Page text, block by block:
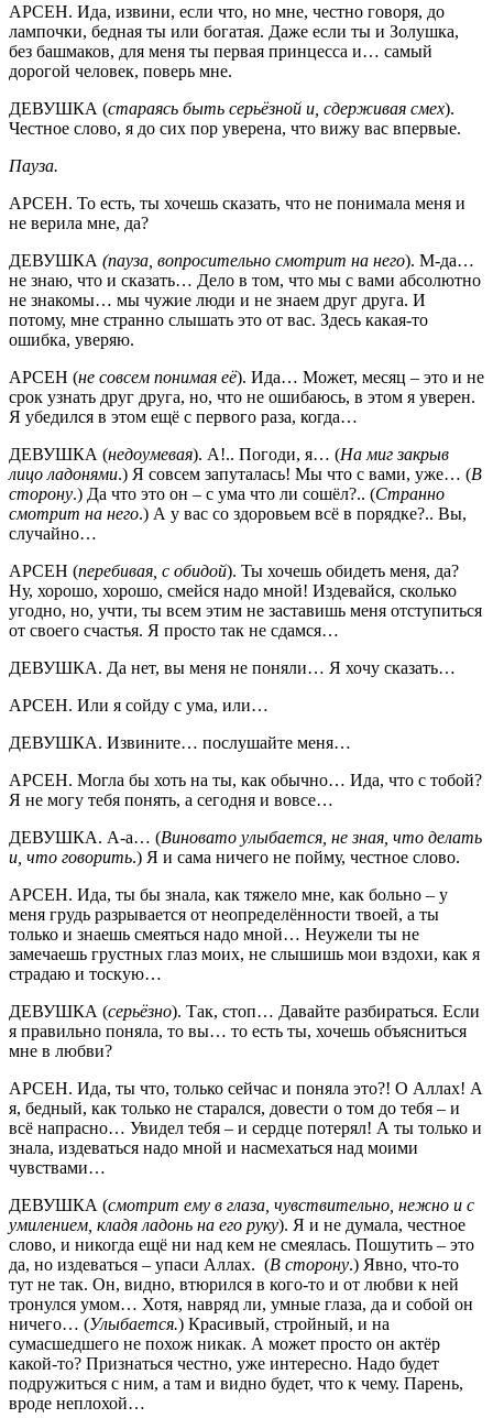
АРСЕН. Ида, извини, если что, но мне, честно говоря, до
лампочки, бедная ты или богатая. Даже если ты и Золушка,
без башмаков, для меня ты первая принцесса и… самый
дорогой человек, поверь мне.
ДЕВУШКА (стараясь быть серьёзной и, сдерживая смех).
Честное слово, я до сих пор уверена, что вижу вас впервые.
Пауза.
АРСЕН. То есть, ты хочешь сказать, что не понимала меня и
не верила мне, да?
ДЕВУШКА (пауза, вопросительно смотрит на него). М-да…
не знаю, что и сказать… Дело в том, что мы с вами абсолютно
не знакомы… мы чужие люди и не знаем друг друга. И
потому, мне странно слышать это от вас. Здесь какая-то
ошибка, уверяю.
АРСЕН (не совсем понимая её). Ида… Может, месяц – это и не
срок узнать друг друга, но, что не ошибаюсь, в этом я уверен.
Я убедился в этом ещё с первого раза, когда…
ДЕВУШКА (недоумевая). А!.. Погоди, я… (На миг закрыв
лицо ладонями.) Я совсем запуталась! Мы что с вами, уже… (В
сторону.) Да что это он – с ума что ли сошёл?.. (Странно
смотрит на него.) А у вас со здоровьем всё в порядке?.. Вы,
случайно…
АРСЕН (перебивая, с обидой). Ты хочешь обидеть меня, да?
Ну, хорошо, хорошо, смейся надо мной! Издевайся, сколько
угодно, но, учти, ты всем этим не заставишь меня отступиться
от своего счастья. Я просто так не сдамся…
ДЕВУШКА. Да нет, вы меня не поняли… Я хочу сказать…
АРСЕН. Или я сойду с ума, или…
ДЕВУШКА. Извините… послушайте меня…
АРСЕН. Могла бы хоть на ты, как обычно… Ида, что с тобой?
Я не могу тебя понять, а сегодня и вовсе…
ДЕВУШКА. А-а… (Виновато улыбается, не зная, что делать
и, что говорить.) Я и сама ничего не пойму, честное слово.
АРСЕН. Ида, ты бы знала, как тяжело мне, как больно – у
меня грудь разрывается от неопределённости твоей, а ты
только и знаешь смеяться надо мной… Неужели ты не
замечаешь грустных глаз моих, не слышишь мои вздохи, как я
страдаю и тоскую…
ДЕВУШКА (серьёзно). Так, стоп… Давайте разбираться. Если
я правильно поняла, то вы… то есть ты, хочешь объясниться
мне в любви?
АРСЕН. Ида, ты что, только сейчас и поняла это?! О Аллах! А
я, бедный, как только не старался, довести о том до тебя – и
всё напрасно… Увидел тебя – и сердце потерял! А ты только и
знала, издеваться надо мной и насмехаться над моими
чувствами…
ДЕВУШКА (смотрит ему в глаза, чувствительно, нежно и с
умилением, кладя ладонь на его руку). Я и не думала, честное
слово, и никогда ещё ни над кем не смеялась. Пошутить – это
да, но издеваться – упаси Аллах. (В сторону.) Явно, что-то
тут не так. Он, видно, втюрился в кого-то и от любви к ней
тронулся умом… Хотя, навряд ли, умные глаза, да и собой он
ничего… (Улыбается.) Красивый, стройный, и на
сумасшедшего не похож никак. А может просто он актёр
какой-то? Признаться честно, уже интересно. Надо будет
подружиться с ним, а там и видно будет, что к чему. Парень,
вроде неплохой…